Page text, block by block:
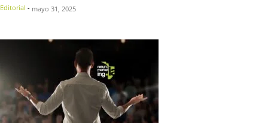
Editorial - mayo 31, 2025